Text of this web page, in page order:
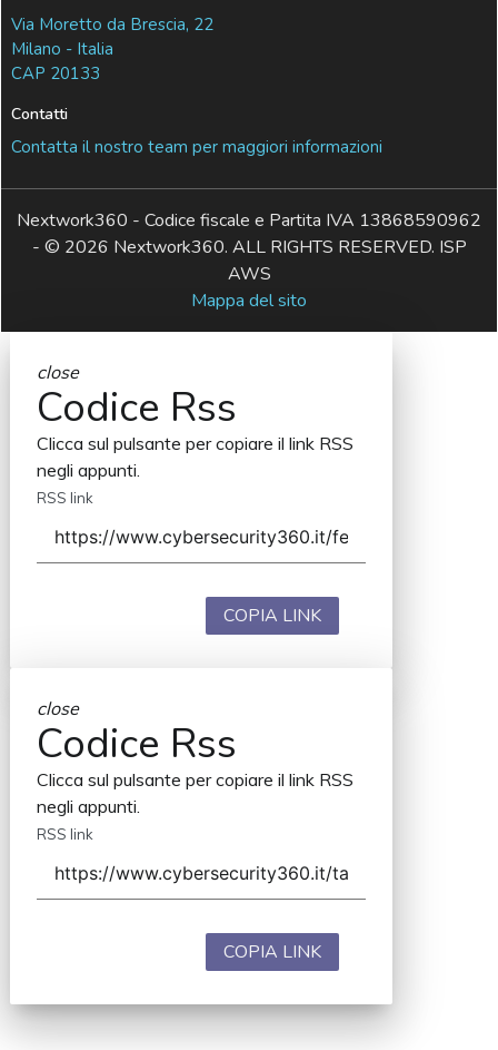
Via Moretto da Brescia, 22
Milano - Italia
CAP 20133
Contatti
Contatta il nostro team per maggiori informazioni
Nextwork360 - Codice fiscale e Partita IVA 13868590962
- © 2026 Nextwork360. ALL RIGHTS RESERVED. ISP
AWS
Mappa del sito
close
Codice Rss
Clicca sul pulsante per copiare il link RSS
negli appunti.
RSS link
COPIA LINK
close
Codice Rss
Clicca sul pulsante per copiare il link RSS
negli appunti.
RSS link
COPIA LINK